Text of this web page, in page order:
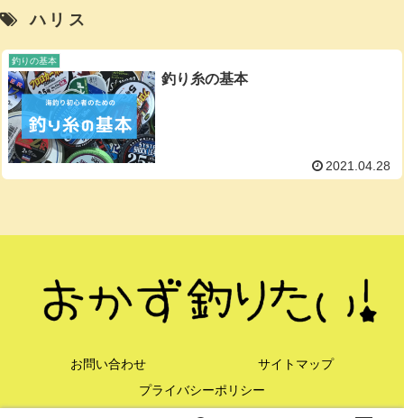
ハリス
釣りの基本
釣り糸の基本
2021.04.28
お問い合わせ
サイトマップ
プライバシーポリシー